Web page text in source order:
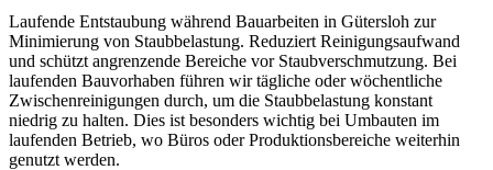
Laufende Entstaubung während Bauarbeiten in Gütersloh zur
Minimierung von Staubbelastung. Reduziert Reinigungsaufwand
und schützt angrenzende Bereiche vor Staubverschmutzung. Bei
laufenden Bauvorhaben führen wir tägliche oder wöchentliche
Zwischenreinigungen durch, um die Staubbelastung konstant
niedrig zu halten. Dies ist besonders wichtig bei Umbauten im
laufenden Betrieb, wo Büros oder Produktionsbereiche weiterhin
genutzt werden.